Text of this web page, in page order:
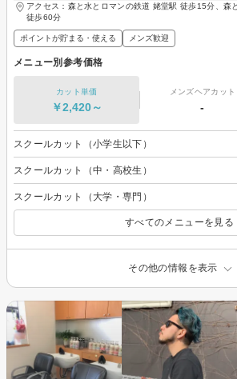
アクセス：森と水とロマンの鉄道 姥堂駅 徒歩15分、森
徒歩60分
ポイントが貯まる・使える メンズ歓迎
メニュー別参考価格
カット単価
￥2,420～
メンズヘアカット
-
スクールカット（小学生以下）
スクールカット（中・高校生）
スクールカット（大学・専門）
すべてのメニューを見る
その他の情報を表示